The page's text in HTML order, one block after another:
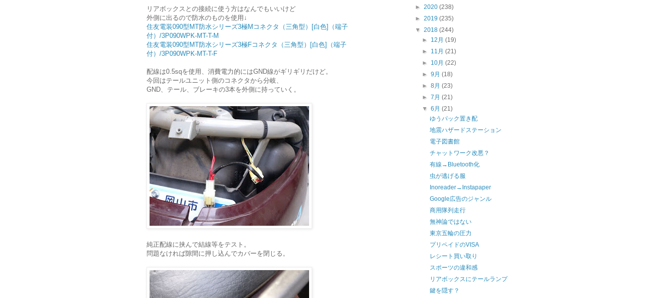
リアボックスとの接続に使う方はなんでもいいけど
外側に出るので防水のものを使用↓
住友電装090型MT防水シリーズ3極Mコネクタ（三角型）[白色]（端子
付）/3P090WPK-MT-T-M
住友電装090型MT防水シリーズ3極Fコネクタ（三角型）[白色]（端子
付）/3P090WPK-MT-T-F
配線は0.5sqを使用、消費電力的にはGND線がギリギリだけど。
今回はテールユニット側のコネクタから分岐、
GND、テール、ブレーキの3本を外側に持っていく。
純正配線に挟んで結線等をテスト。
問題なければ隙間に押し込んでカバーを閉じる。
► 2020 (238)
► 2019 (235)
▼ 2018 (244)
► 12月(19)
► 11月(21)
► 10月(22)
►9月(18)
►8月(23)
►7月(21)
▼6月(21)
ゆうパック置き配
地震ハザードステーション
電子図書館
チャットワーク改悪？
有線→Bluetooth化
虫が逃げる服
Inoreader→Instapaper
Google広告のジャンル
商用隊列走行
無神論ではない
東京五輪の圧力
プリペイドのVISA
レシート買い取り
スポーツの違和感
リアボックスにテールランプ
鍵を隠す？